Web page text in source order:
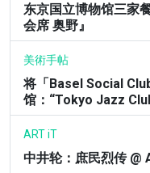
东京国立博物馆三家
会席 奥野』
美術手帖
将「Basel Social
馆：“Tokyo Jazz
ART iT
中井轮：庶民烈传 @